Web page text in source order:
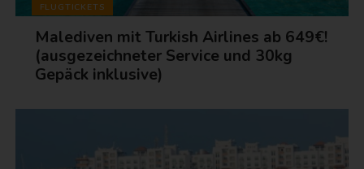
FLUGTICKETS
Malediven mit Turkish Airlines ab 649€!
(ausgezeichneter Service und 30kg
Gepäck inklusive)